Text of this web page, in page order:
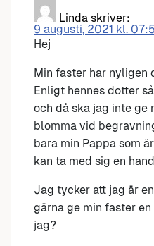
Linda skriver:
9 augusti, 2021 kl.
Hej
Min faster har nyligen
Enligt hennes dotter
och då ska jag inte ge
blomma vid
bara min Pappa som
kan ta med sig en
Jag tycker att jag är
gärna ge min faster
jag?